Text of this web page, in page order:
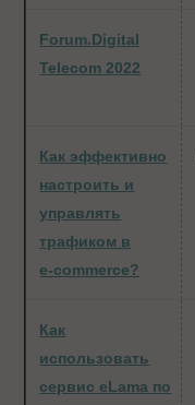
Forum.Digital
Telecom 2022
Как эффективно
настроить и
управлять
трафиком в
е‑commerce?
Как
использовать
сервис eLama по